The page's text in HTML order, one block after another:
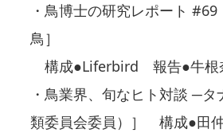
・鳥博士の研究レポート
鳥］
構成●Liferbird 報告●牛根
・鳥業界、旬なヒト対談 ─
類委員会委員）］ 構成●田